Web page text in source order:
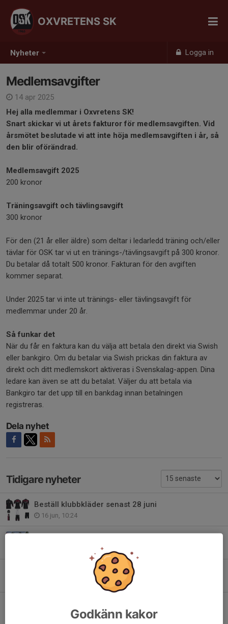
Nyheter Logga in
OXVRETENS SK
Medlemsavgifter
14 apr 2025
Hej alla medlemmar i Oxvretens SK!
Snart skickar vi ut årets fakturor för medlemsavgiften. Vid
årsmötet beslutade vi att inte höja medlemsavgiften i år, så
den blir oförändrad.
Medlemsavgift 2025
200 kronor
Träningsavgift och tävlingsavgift
300 kronor
För den (21 år eller äldre) som deltar i ledarledd träning och/eller
tävlar för OSK tar vi ut en tränings-/tävlingsavgift på 300 kronor.
Du betalar då totalt 500 kronor. Fakturan för den avgiften
kommer separat.
Under 2025 tar vi inte ut tränings- eller tävlingsavgift för
medlemmar under 20 år.
Så funkar det
När du får en faktura kan du välja att betala den direkt via Swish
eller bankgiro. Om du betalar via Swish prickas din faktura av
direkt och ditt medlemskort aktiveras i Svenskalag-appen. Dina
ledare kan även se att du betalat. Väljer du att betala via
Bankgiro tar det upp till en bankdag innan betalningen
registreras.
Dela nyhet
Tidigare nyheter
Beställ klubbkläder senast 28 juni
16 jun, 10:24
Uppstartsträff för våren
14 jan, 08:32Godkänn kakor